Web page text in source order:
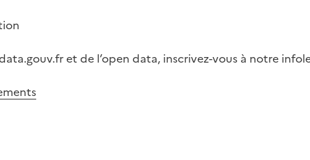
et de l’open data, inscrivez-vous à notre